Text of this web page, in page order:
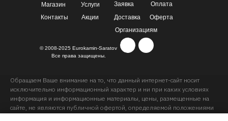
Магазин
© 2008-2025 Eurokamin-Saratov
Все права защищены.
Услуги Заявка
Оплата
Акции
Контакты Доставка
Оферта
Организациям
Обращаем Ваше внимание на то, что данный интернет-сайт носит
исключительно информационный характер и ни при каких условиях
информация и информационные материалы, цены, размещенные на
сайте, не являются публичной офертой, определяемой положениями